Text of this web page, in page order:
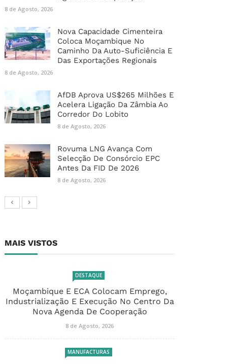
8 de Agosto, 2026
Nova Capacidade Cimenteira
Coloca Moçambique No
Caminho Da Auto-Suficiência E
Das Exportações Regionais
8 de Agosto, 2026
AfDB Aprova US$265 Milhões E
Acelera Ligação Da Zâmbia Ao
Corredor Do Lobito
8 de Agosto, 2026
Rovuma LNG Avança Com
Selecção De Consórcio EPC
Antes Da FID De 2026
8 de Agosto, 2026
MAIS VISTOS
DESTAQUE
Moçambique E ECA Colocam Emprego,
Industrialização E Execução No Centro Da
Nova Agenda De Cooperação
8 de Agosto, 2026
MANUFACTURAS